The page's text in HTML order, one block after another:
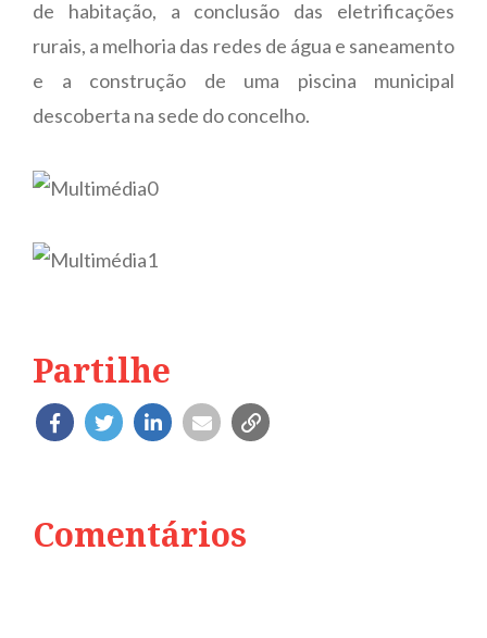
de habitação, a conclusão das eletrificações
rurais, a melhoria das redes de água e saneamento
e a construção de uma piscina municipal
descoberta na sede do concelho.
Partilhe
Comentários